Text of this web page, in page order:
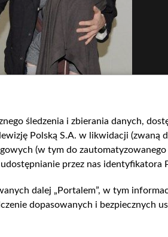
śledzenia i zbierania danych,
Polską S.A. w likwidacji (zwaną
(w tym do
przez nas identyfikatora
dalej „Portalem”, w tym
dopasowanych i bezpiecznych